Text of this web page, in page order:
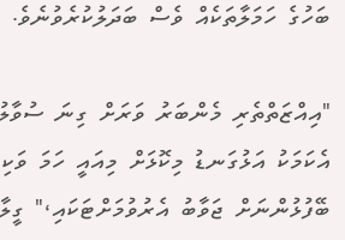
ބަހުގެ ހަމަލާތަކެއް ވެސް ބަދަލުކުރެވުނެވެ.
"އިއްޒަތްތެރި މެންބަރު ވަރަށް ގިނަ
އެކަމަކު އަޅުގަނޑު މިކޮޅަށް މިއައީ ހަމަ
ބޭފުޅުންނަށް ޖަވާބު އެރުވުމަށްޓަކައި،"